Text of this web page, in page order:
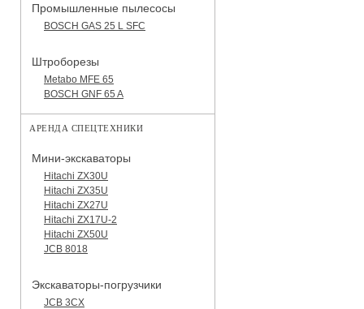
Промышленные пылесосы
BOSCH GAS 25 L SFC
Штроборезы
Metabo MFE 65
BOSCH GNF 65 A
АРЕНДА СПЕЦТЕХНИКИ
Мини-экскаваторы
Hitachi ZX30U
Hitachi ZX35U
Hitachi ZX27U
Hitachi ZX17U-2
Hitachi ZX50U
JCB 8018
Экскаваторы-погрузчики
JCB 3CX